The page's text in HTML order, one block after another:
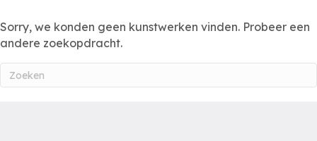
Sorry, we konden geen kunstwerken vinden. Probeer een
andere zoekopdracht.